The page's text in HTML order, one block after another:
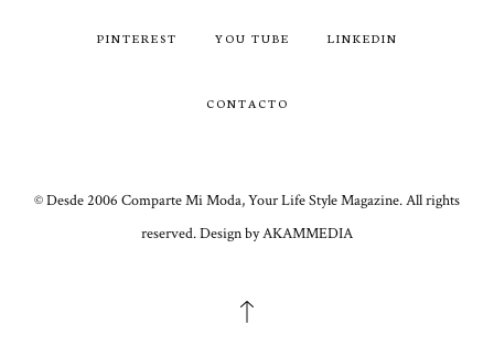
PINTEREST YOU TUBE LINKEDIN
CONTACTO
© Desde 2006 Comparte Mi Moda, Your Life Style Magazine. All rights
reserved. Design by AKAMMEDIA